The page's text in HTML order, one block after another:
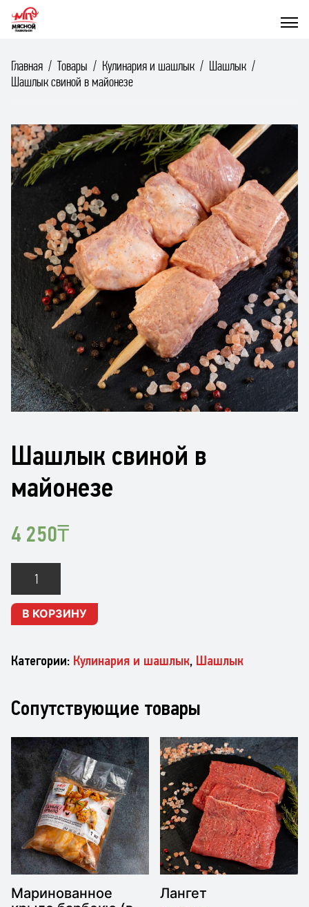
Главная Товары Кулинария и шашлык
Шашлык
Шашлык свиной в майонезе
Шашлык свиной в
майонезе
4 250₸
Шашлык
свиной
В КОРЗИНУ
Категории: Кулинария и шашлык, Шашлык
Сопутствующие товары
Маринованное
Лангет